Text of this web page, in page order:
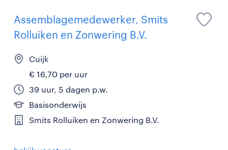
Assemblagemedewerker, Smits
Rolluiken en Zonwering B.V.
Cuijk
€ 16,70 per uur
39 uur, 5 dagen p.w.
Basisonderwijs
Smits Rolluiken en Zonwering B.V.